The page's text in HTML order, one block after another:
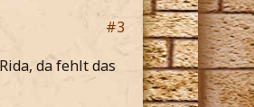
#3
da fehlt das